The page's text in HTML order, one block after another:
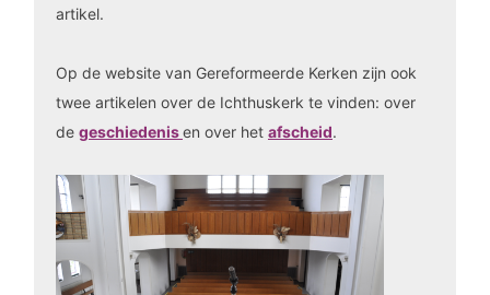
artikel.
Op de website van Gereformeerde Kerken zijn ook
twee artikelen over de Ichthuskerk te vinden: over
de geschiedenisen over het afscheid.